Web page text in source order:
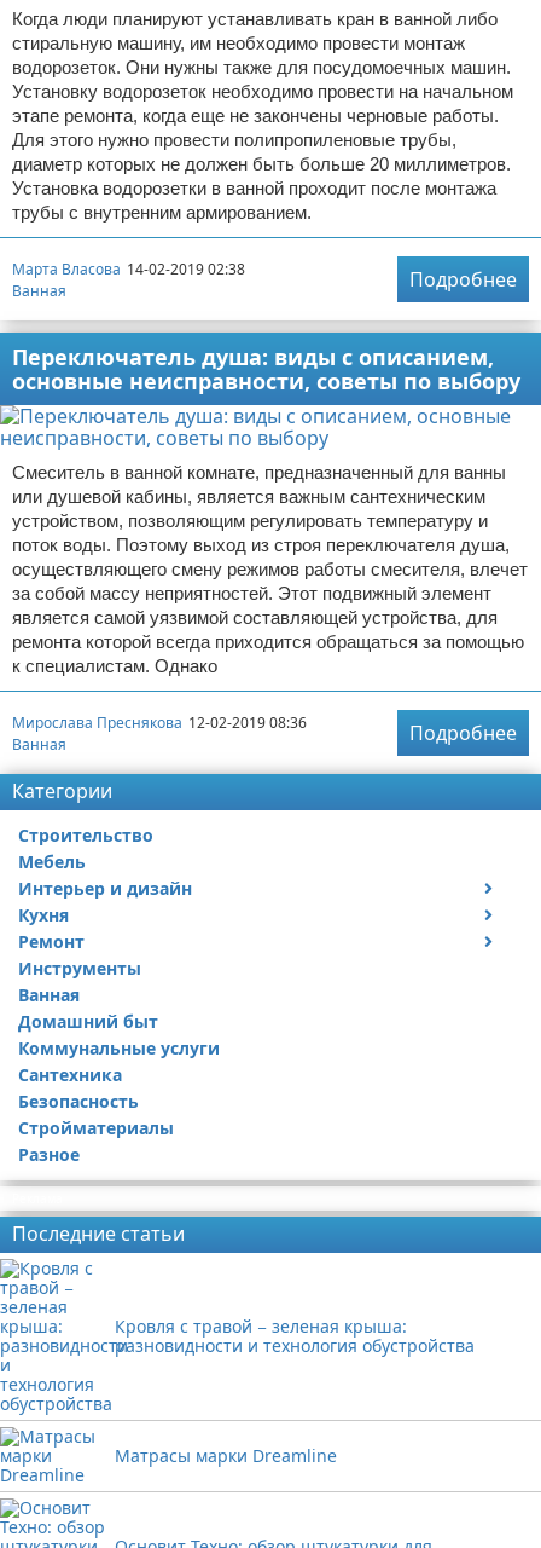
Когда люди планируют устанавливать кран в ванной либо
стиральную машину, им необходимо провести монтаж
водорозеток. Они нужны также для посудомоечных машин.
Установку водорозеток необходимо провести на начальном
этапе ремонта, когда еще не закончены черновые работы.
Для этого нужно провести полипропиленовые трубы,
диаметр которых не должен быть больше 20 миллиметров.
Установка водорозетки в ванной проходит после монтажа
трубы с внутренним армированием.
Марта Власова 14-02-2019 02:38
Ванная
Подробнее
Переключатель душа: виды с описанием,
основные неисправности, советы по выбору
Смеситель в ванной комнате, предназначенный для ванны
или душевой кабины, является важным сантехническим
устройством, позволяющим регулировать температуру и
поток воды. Поэтому выход из строя переключателя душа,
осуществляющего смену режимов работы смесителя, влечет
за собой массу неприятностей. Этот подвижный элемент
является самой уязвимой составляющей устройства, для
ремонта которой всегда приходится обращаться за помощью
к специалистам. Однако
Мирослава Преснякова 12-02-2019 08:36
Ванная
Подробнее
Категории
Строительство
Мебель
Интерьер и дизайн
Дизайн дачи
Дизайн квартиры
Кухня
Посуда
Ремонт
Ремонт дачи
Ремонт квартиры
Инструменты
Ванная
Домашний быт
Коммунальные услуги
Сантехника
Безопасность
Стройматериалы
Разное
Последние статьи
Кровля с травой − зеленая крыша:
разновидности и технология обустройства
Матрасы марки Dreamline